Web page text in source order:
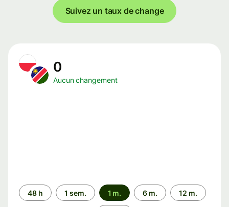
Suivez un taux de change
0
Aucun changement
Période
48 h 1 sem. 1 m. 6 m. 12 m.